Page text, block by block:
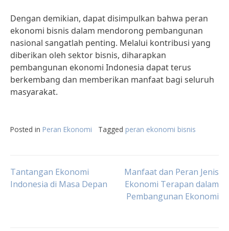
Dengan demikian, dapat disimpulkan bahwa peran
ekonomi bisnis dalam mendorong pembangunan
nasional sangatlah penting. Melalui kontribusi yang
diberikan oleh sektor bisnis, diharapkan
pembangunan ekonomi Indonesia dapat terus
berkembang dan memberikan manfaat bagi seluruh
masyarakat.
Posted in Peran Ekonomi Tagged peran ekonomi bisnis
Post
Tantangan Ekonomi
Indonesia di Masa Depan
Manfaat dan Peran Jenis
Ekonomi Terapan dalam
Pembangunan Ekonomi